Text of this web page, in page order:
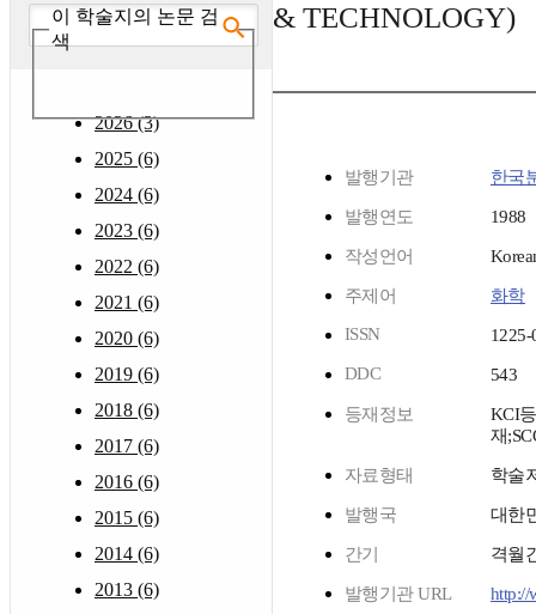
이 학술지의 논문 검
색
2026 (3)
2025 (6)
2024 (6)
2023 (6)
2022 (6)
2021 (6)
2020 (6)
2019 (6)
2018 (6)
2017 (6)
2016 (6)
2015 (6)
2014 (6)
2013 (6)
& TECHNOLOGY)
발행기관 한국
발행연도 1988
작성언어
주제어
화학
ISSN
1225-
DDC
543
등재정보
KCI등
재
자료형태 학술
발행국 대한
간기 격월
발행기관 URL http://